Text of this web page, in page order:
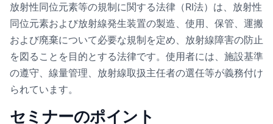
放射性同位元素等の規制に関する法律（RI法）は、放射性
同位元素および放射線発生装置の製造、使用、保管、運搬
および廃棄について必要な規制を定め、放射線障害の防止
を図ることを目的とする法律です。使用者には、施設基準
の遵守、線量管理、放射線取扱主任者の選任等が義務付け
られています。
セミナーのポイント